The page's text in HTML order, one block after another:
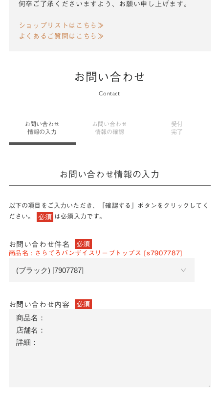
何卒ご了承くださいますよう、お願い申し上げます。
ショップリストはこちら≫
よくあるご質問はこちら≫
お問い合わせ
Contact
お問い合わせ
情報の入力
お問い合わせ
情報の確認
受付
完了
お問い合わせ情報の入力
以下の項目をご入力いただき、「確認する」ボタンをクリックしてく
ださい。
必須 は必須入力です。
お問い合わせ件名 必須
商品名 : さらてろバンザイスリーブトップス [s7907787]
お問い合わせ内容 必須